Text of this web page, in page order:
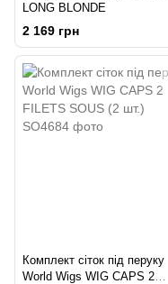
LONG BLONDE
2 169 грн
Комплект сіток під перуку
World Wigs WIG CAPS 2